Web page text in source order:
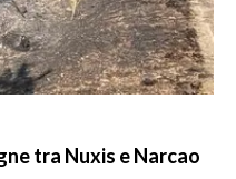
tra Nuxis e Narcao